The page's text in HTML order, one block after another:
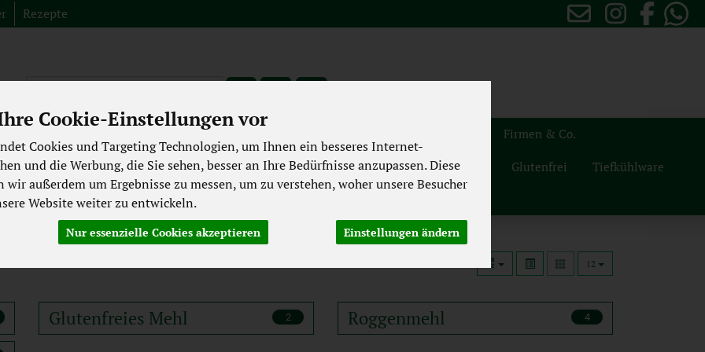
Cookie-Einstellungen vor
Cookies und Targeting Technologien, um Ihnen ein besseres Internet-
und die Werbung, die Sie sehen, besser an Ihre Bedürfnisse anzupassen. Diese
außerdem um Ergebnisse zu messen, um zu verstehen, woher unsere Besucher
Website weiter zu entwickeln.
Nur essenzielle Cookies akzeptieren Einstellungen ändern
Rezepte
Produkt
Spezialitäten Firmen & Co.
Backwaren Getränke Pflege & Kosmetik Naturdrogerie Vegan Glutenfrei Tiefkühlware
Laktosefrei Großgebinde
12
2
Glutenfreies Mehl 4
Roggenmehl